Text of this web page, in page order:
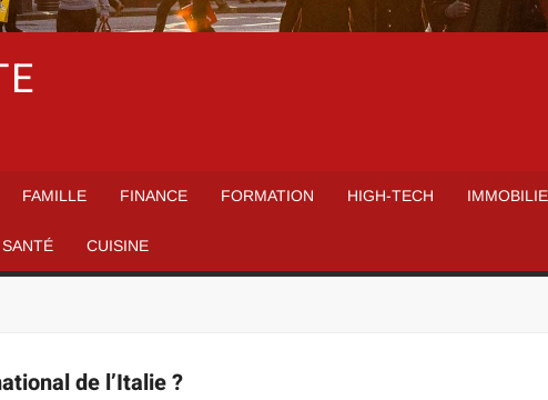
FAMILLE FINANCE FORMATION HIGH-TECH
SANTÉ CUISINE
de l’Italie ?